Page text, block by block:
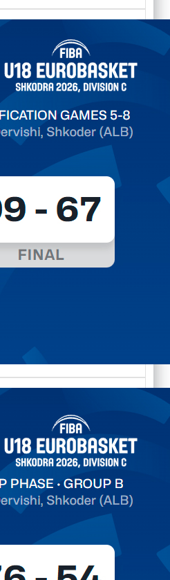
U18 EuroBasket 2026,
Матч сыгран 0
U18 EuroBasket 2026,
Матч сыгран 0